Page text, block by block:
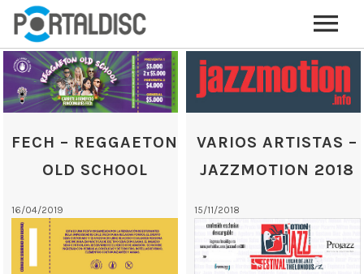
INICIO
PUBLICAR CONTENIDO (GRATIS)
ENVIO DE MÚSICA A RADIOS
TARJETAS DE DESCARGA / STREAMING
PLATAFORMAS DE APORTES VOLUNTARIOS
FECH – REGGAETON
OLD SCHOOL
16/04/2019
VARIOS ARTISTAS –
JAZZMOTION 2018
15/11/2018